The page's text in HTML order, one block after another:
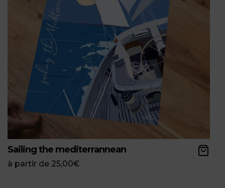
Sailing the mediterrannean
à partir de 25,00€